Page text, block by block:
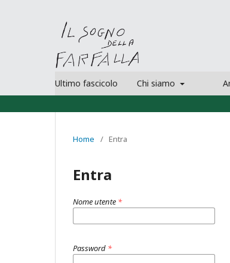
Ultimo fascicolo Chi siamo
Home / Entra
Entra
Nome utente *
Password *